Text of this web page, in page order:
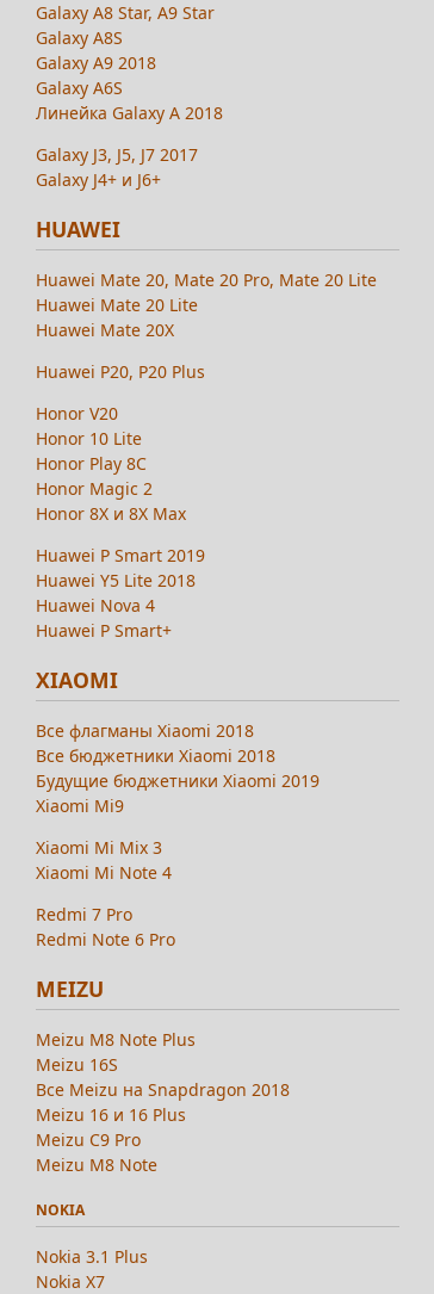
Galaxy A8 Star, A9 Star
Galaxy A8S
Galaxy A9 2018
Galaxy A6S
Линейка Galaxy A 2018
Galaxy J3, J5, J7 2017
Galaxy J4+ и J6+
HUAWEI
Huawei Mate 20, Mate 20 Pro, Mate 20 Lite
Huawei Mate 20 Lite
Huawei Mate 20X
Huawei P20, P20 Plus
Honor V20
Honor 10 Lite
Honor Play 8C
Honor Magic 2
Honor 8X и 8X Max
Huawei P Smart 2019
Huawei Y5 Lite 2018
Huawei Nova 4
Huawei P Smart+
XIAOMI
Все флагманы Xiaomi 2018
Все бюджетники Xiaomi 2018
Будущие бюджетники Xiaomi 2019
Xiaomi Mi9
Xiaomi Mi Mix 3
Xiaomi Mi Note 4
Redmi 7 Pro
Redmi Note 6 Pro
MEIZU
Meizu M8 Note Plus
Meizu 16S
Все Meizu на Snapdragon 2018
Meizu 16 и 16 Plus
Meizu C9 Pro
Meizu M8 Note
NOKIA
Nokia 3.1 Plus
Nokia X7